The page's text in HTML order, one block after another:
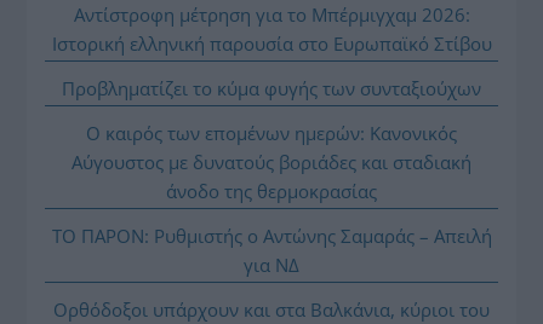
Αντίστροφη μέτρηση για το Μπέρμιγχαμ 2026:
Ιστορική ελληνική παρουσία στο Ευρωπαϊκό Στίβου
Προβληματίζει το κύμα φυγής των συνταξιούχων
Ο καιρός των επομένων ημερών: Κανονικός
Αύγουστος με δυνατούς βοριάδες και σταδιακή
άνοδο της θερμοκρασίας
ΤΟ ΠΑΡΟΝ: Ρυθμιστής ο Αντώνης Σαμαράς – Απειλή
για ΝΔ
Ορθόδοξοι υπάρχουν και στα Βαλκάνια, κύριοι του